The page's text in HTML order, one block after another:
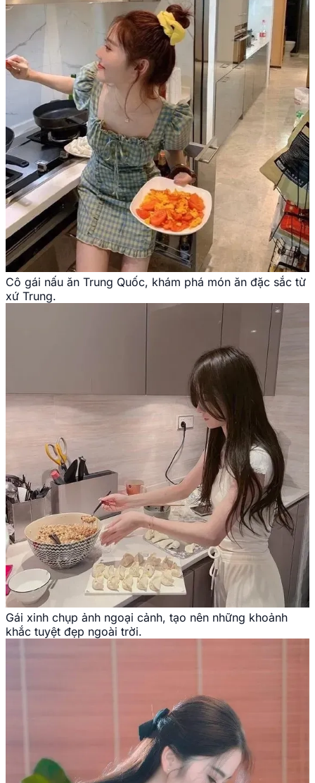
Cô gái nấu ăn Trung Quốc, khám phá món ăn đặc sắc từ
xứ Trung.
Gái xinh chụp ảnh ngoại cảnh, tạo nên những khoảnh
khắc tuyệt đẹp ngoài trời.